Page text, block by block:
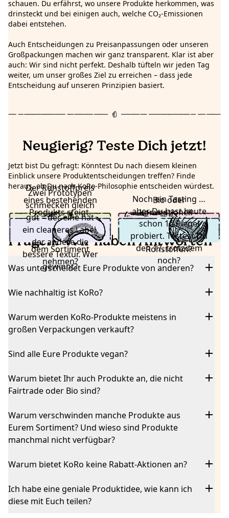
schauen. Du erfährst, wo unsere Produkte herkommen, was
drinsteckt und bei einigen auch, welche CO₂-Emissionen
dabei entstehen.
Auch Entscheidungen zu Preisanpassungen oder unseren
Großpackungen machen wir ganz transparent. Klar ist aber
auch: Wir sind nicht perfekt. Deshalb tüfteln wir jeden Tag
weiter, um unser großes Ziel zu erreichen – dass jede
Entscheidung auf unseren Prinzipien basiert.
Neugierig? Teste Dich jetzt!
Jetzt bist Du gefragt: Könntest Du nach diesem kleinen
Einblick unsere Produktentscheidungen treffen? Finde
heraus, ob Du nach KoRo-Philosophie entscheiden würdest.
Der Rohstoffpreis
eines bestehenden
Produkts steigt.
Was tun: Preis
anheben oder aus
dem Sortiment
nehmen?
Wir lassen das
Produkt im
Sortiment – denn
niemand soll auf
seine
Lieblingssnacks
verzichten müssen.
Bio oder
konventionell –
wofür entscheidest
Du Dich bei
Rohstoffen?
Wenn der
Preisunterschied
groß ist, bieten wir
einfach
beide Varianten an.
So kann jede:r
selbst entscheiden.
Zwei Prototypen
schmecken gleich
gut – der eine hat
ein cleaneres Label,
der andere die
bessere Textur. Wer
gewinnt?
Ha, Fangfrage! Im
Idealfall gibt’s noch
ein paar Testrunden
– bis Geschmack,
Textur und
Zutatenliste
stimmen.
Noch ein Tasting …
aber Du hast heute
schon 16 Riegel
probiert. Testest Du
den 17. trotzdem
noch?
mehr Kostproben
wir uns beißen,
desto leckerer wird
das finale Produkt
für unsere
Kund:innen.
Fragen? Wir haben Antworten
Was unterscheidet Eure Produkte von anderen?
Wie nachhaltig ist KoRo?
Warum werden KoRo-Produkte meistens in
großen Verpackungen verkauft?
Sind alle Eure Produkte vegan?
Warum bietet Ihr auch Produkte an, die nicht
Fairtrade oder Bio sind?
Warum verschwinden manche Produkte aus
Eurem Sortiment? Und wieso sind Produkte
manchmal nicht verfügbar?
Warum bietet KoRo keine Rabatt-Aktionen an?
Ich habe eine geniale Produktidee, wie kann ich
diese mit Euch teilen?